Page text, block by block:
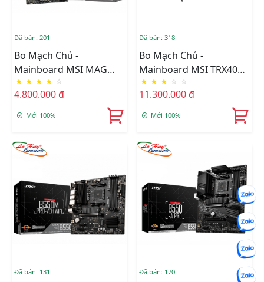
Đã bán: 201
Bo Mạch Chủ -
Mainboard MSI MAG
X570 TOMAHAWK WIFI
★ ★ ★ ★ ☆
4.800.000 đ
Mới 100%
Đã bán: 318
Bo Mạch Chủ -
Mainboard MSI TRX40
PRO WIFI
★ ★ ★ ☆ ☆
11.300.000 đ
Mới 100%
Đã bán: 131 Đã bán: 170